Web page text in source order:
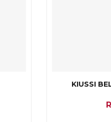
KIUSSI